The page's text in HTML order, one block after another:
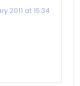
2011 at 15:34